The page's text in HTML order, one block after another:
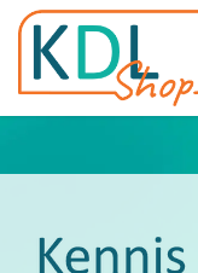
Overslaan naar inhoud